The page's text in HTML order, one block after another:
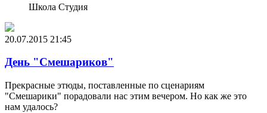
Школа Студия
20.07.2015 21:45
День "Смешариков"
Прекрасные этюды, поставленные по сценариям
"Смешарики" порадовали нас этим вечером. Но как же это
нам удалось?